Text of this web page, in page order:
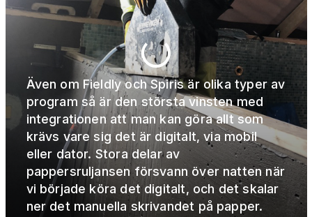
Även om Fieldly och Spiris är olika typer av
program så är den största vinsten med
integrationen att man kan göra allt som
krävs vare sig det är digitalt, via mobil
eller dator. Stora delar av
pappersruljansen försvann över natten när
vi började köra det digitalt, och det skalar
ner det manuella skrivandet på papper.